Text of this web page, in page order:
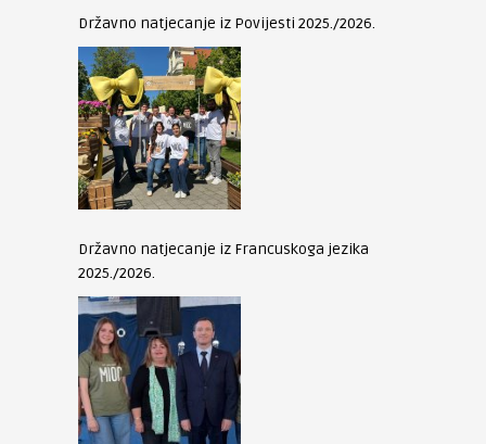
Državno natjecanje iz Povijesti 2025./2026.
Državno natjecanje iz Francuskoga jezika
2025./2026.